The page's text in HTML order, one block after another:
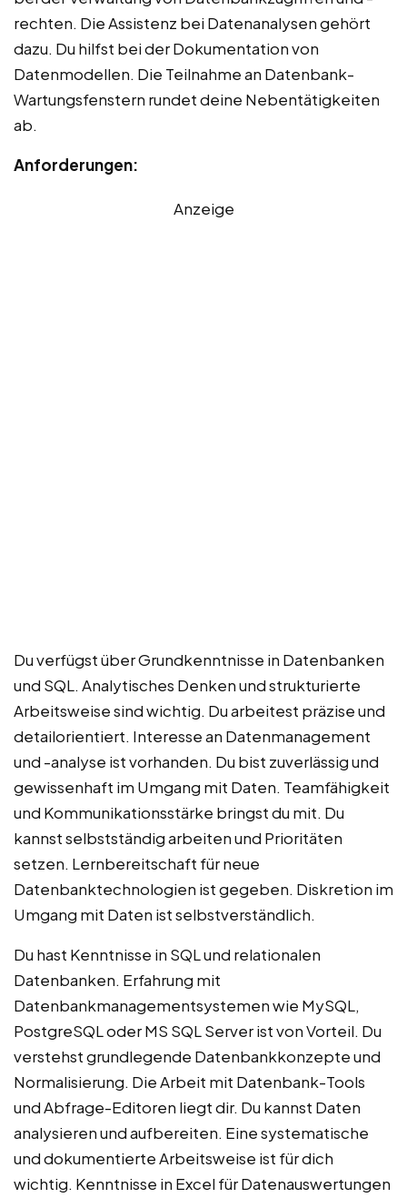
rechten. Die Assistenz bei Datenanalysen gehört
dazu. Du hilfst bei der Dokumentation von
Datenmodellen. Die Teilnahme an Datenbank-
Wartungsfenstern rundet deine Nebentätigkeiten
ab.
Anforderungen:
Anzeige
Du verfügst über Grundkenntnisse in Datenbanken
und SQL. Analytisches Denken und strukturierte
Arbeitsweise sind wichtig. Du arbeitest präzise und
detailorientiert. Interesse an Datenmanagement
und -analyse ist vorhanden. Du bist zuverlässig und
gewissenhaft im Umgang mit Daten. Teamfähigkeit
und Kommunikationsstärke bringst du mit. Du
kannst selbstständig arbeiten und Prioritäten
setzen. Lernbereitschaft für neue
Datenbanktechnologien ist gegeben. Diskretion im
Umgang mit Daten ist selbstverständlich.
Du hast Kenntnisse in SQL und relationalen
Datenbanken. Erfahrung mit
Datenbankmanagementsystemen wie MySQL,
PostgreSQL oder MS SQL Server ist von Vorteil. Du
verstehst grundlegende Datenbankkonzepte und
Normalisierung. Die Arbeit mit Datenbank-Tools
und Abfrage-Editoren liegt dir. Du kannst Daten
analysieren und aufbereiten. Eine systematische
und dokumentierte Arbeitsweise ist für dich
wichtig. Kenntnisse in Excel für Datenauswertungen